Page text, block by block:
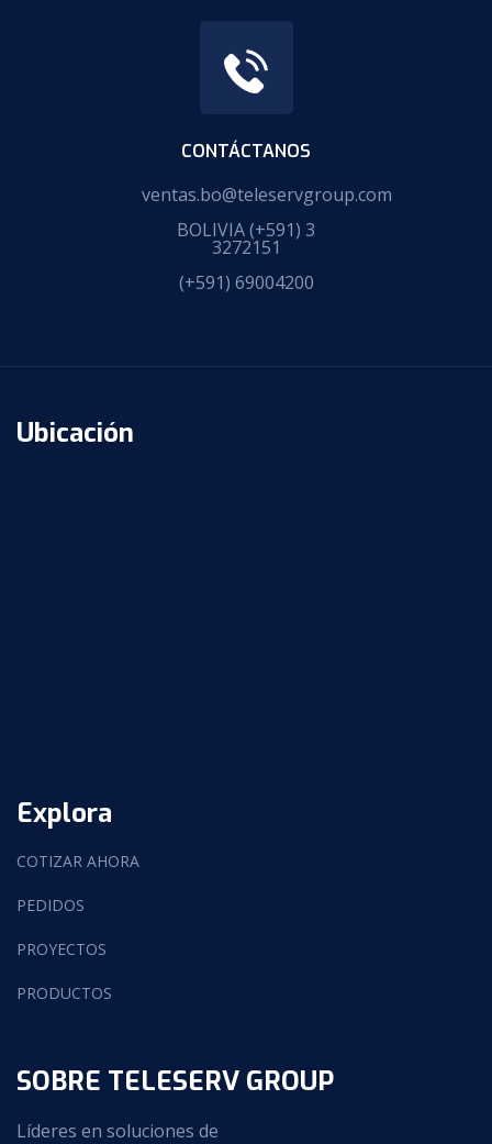
CONTÁCTANOS
ventas.bo@teleservgroup.com
BOLIVIA(+591) 3
3272151
(+591) 69004200
SOBRE TELESERV GROUP
Líderes en soluciones de
Explora
COTIZAR AHORA
PEDIDOS
PROYECTOS
PRODUCTOS
Ubicación